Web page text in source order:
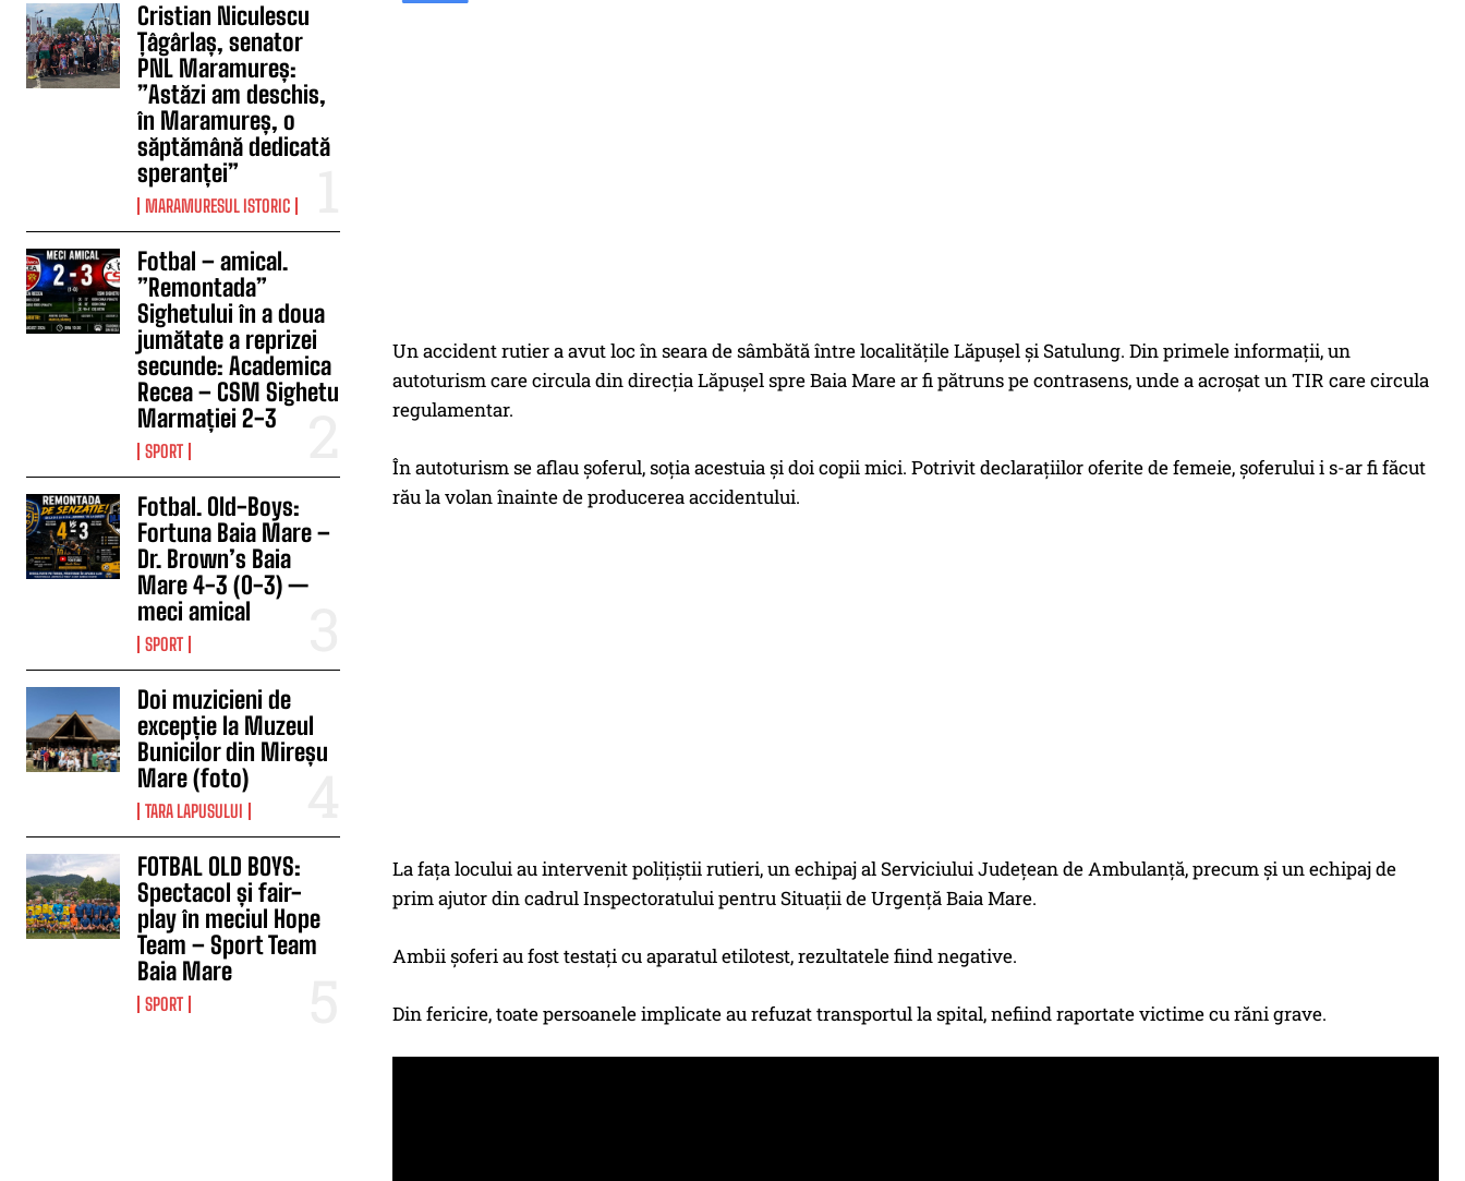
Cristian Niculescu
Țâgârlaș, senator
PNL Maramureș:
”Astăzi am deschis,
în Maramureș, o
săptămână dedicată
speranței”
MARAMURESUL ISTORIC
Fotbal – amical.
”Remontada”
Sighetului în a doua
jumătate a reprizei
secunde: Academica
Recea – CSM Sighetu
Marmației 2-3
SPORT
Fotbal. Old-Boys:
Fortuna Baia Mare –
Dr. Brown’s Baia
Mare 4-3 (0-3) —
meci amical
SPORT
Doi muzicieni de
excepție la Muzeul
Bunicilor din Mireșu
Mare (foto)
TARA LAPUSULUI
FOTBAL OLD BOYS:
Spectacol și fair-
play în meciul Hope
Team – Sport Team
Baia Mare
SPORT
Un accident rutier a avut loc în seara de sâmbătă între localitățile Lăpușel și Satulung. Din primele informații, un
autoturism care circula din direcția Lăpușel spre Baia Mare ar fi pătruns pe contrasens, unde a acroșat un TIR care circula
regulamentar.
În autoturism se aflau șoferul, soția acestuia și doi copii mici. Potrivit declarațiilor oferite de femeie, șoferului i s-ar fi făcut
rău la volan înainte de producerea accidentului.
La fața locului au intervenit polițiștii rutieri, un echipaj al Serviciului Județean de Ambulanță, precum și un echipaj de
prim ajutor din cadrul Inspectoratului pentru Situații de Urgență Baia Mare.
Ambii șoferi au fost testați cu aparatul etilotest, rezultatele fiind negative.
Din fericire, toate persoanele implicate au refuzat transportul la spital, nefiind raportate victime cu răni grave.